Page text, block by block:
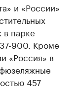
и «России»
в парке
900. Кроме
«Россия» в
457